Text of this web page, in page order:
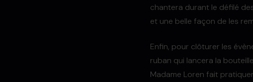
chantera durant le défilé
et une belle façon de les
Enfin, pour clôturer les
ruban qui lancera la
Madame Loren fait